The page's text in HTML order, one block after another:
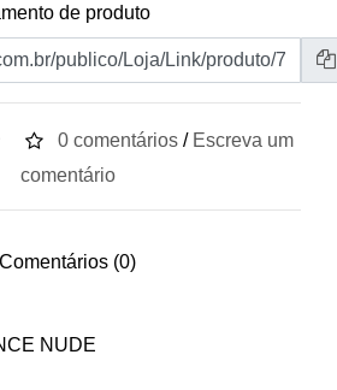
de produto
0 comentários / Escreva um
comentário
Comentários (0)
NUDE